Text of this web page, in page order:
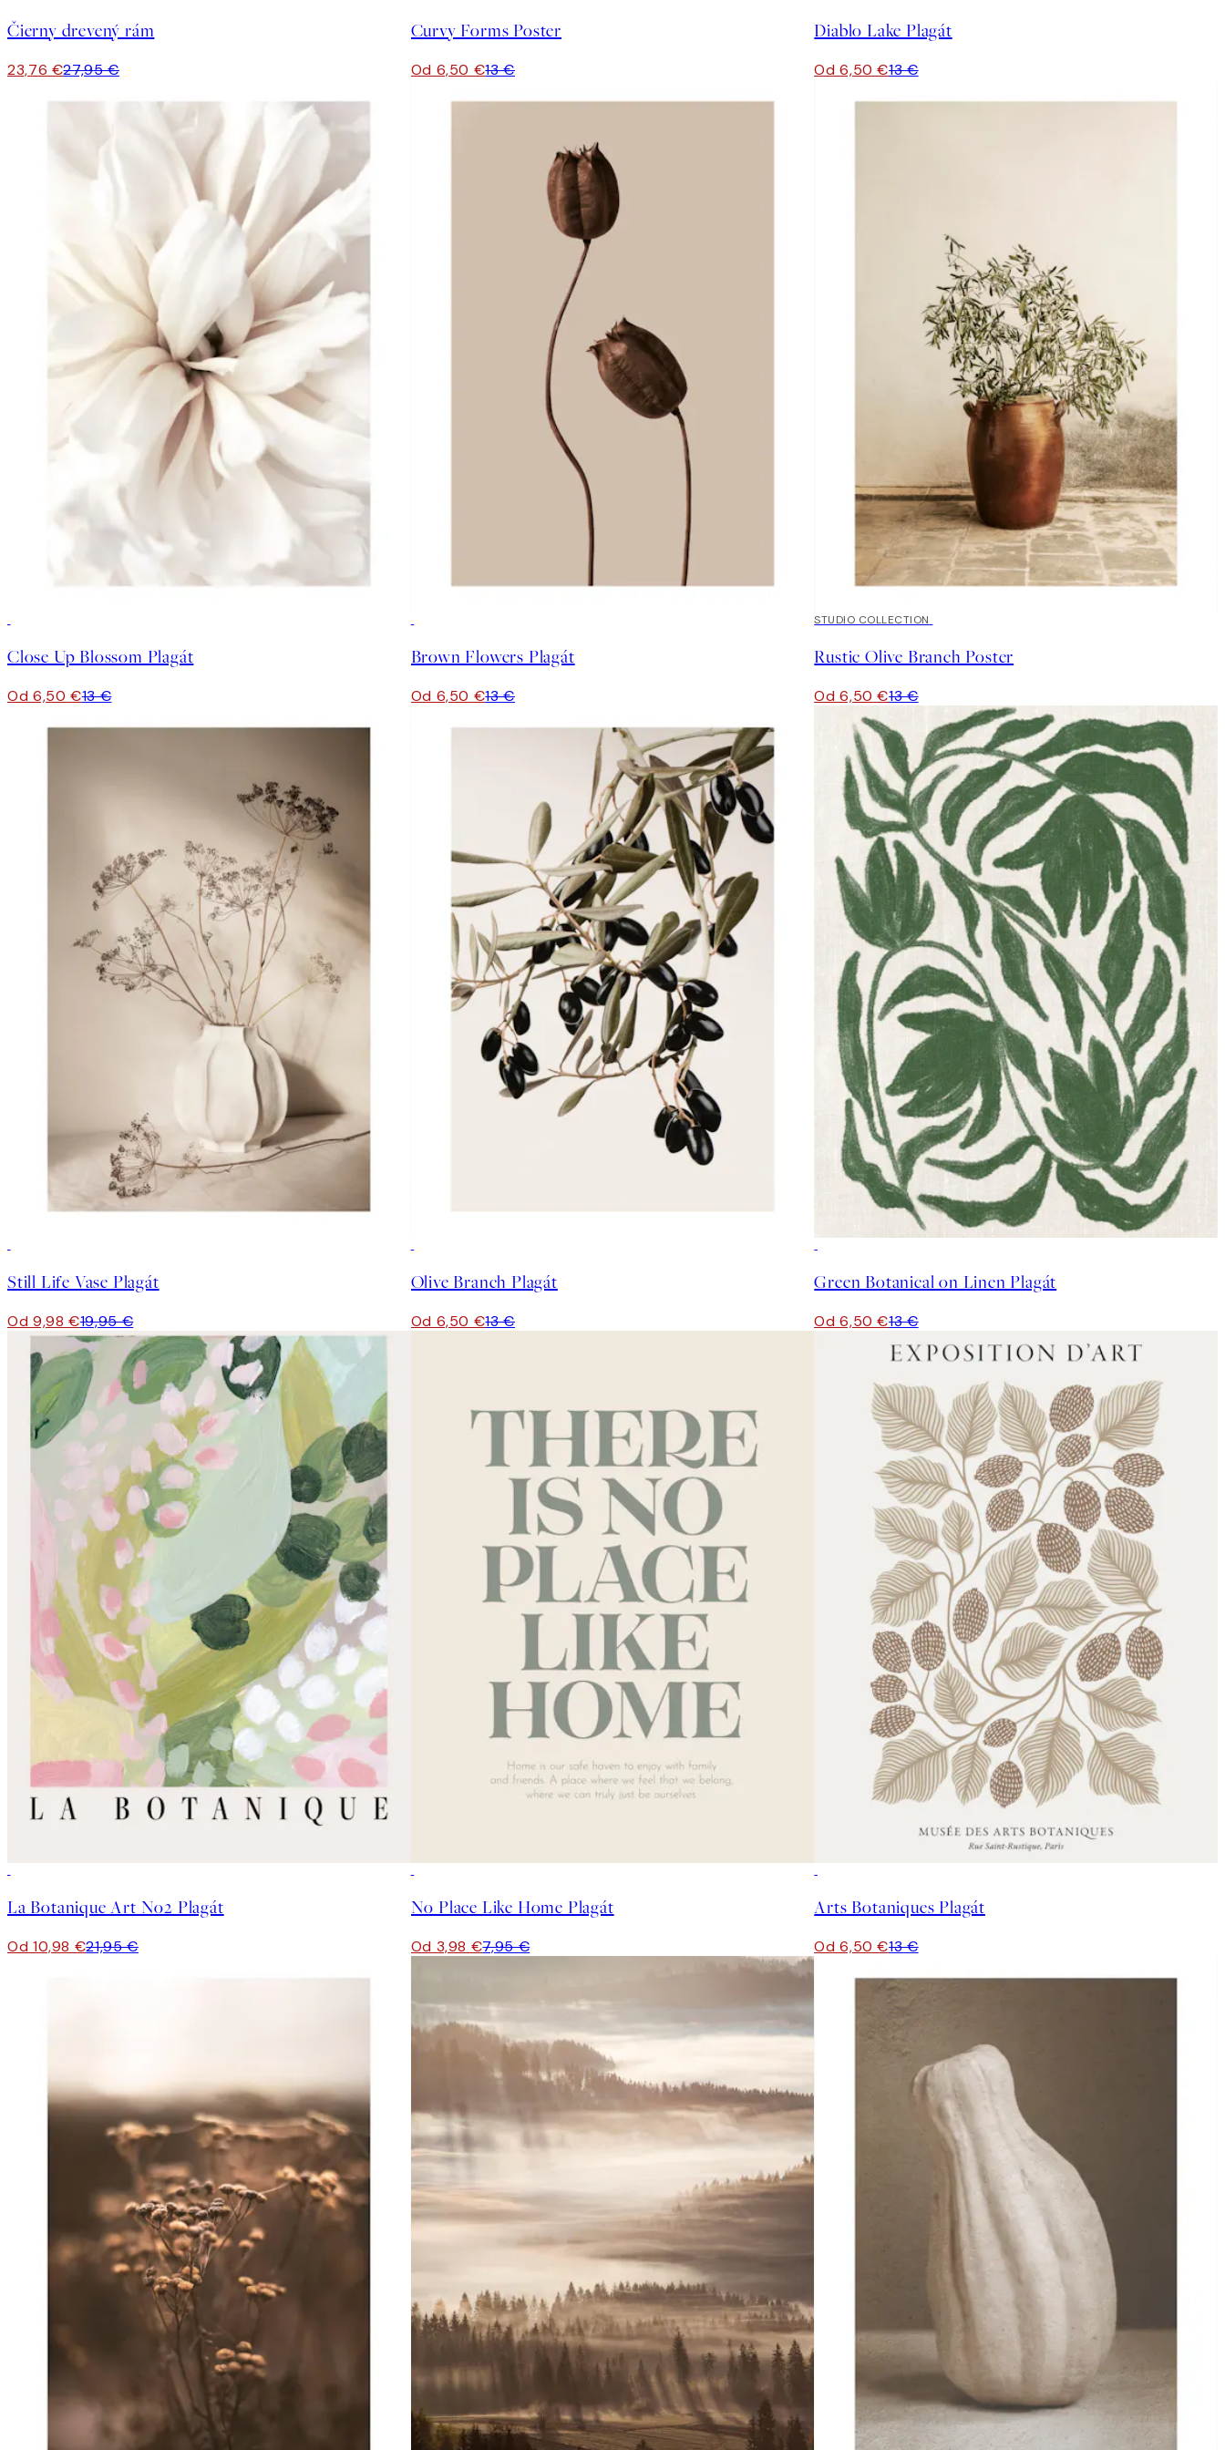
Čierny drevený rám
23,76 €27,95 €
Curvy Forms Poster
Od 6,50 €13 €
Diablo Lake Plagát
Od 6,50 €13 €
Close Up Blossom Plagát
Od 6,50 €13 €
Brown Flowers Plagát
Od 6,50 €13 €
50%*
STUDIO COLLECTION
Rustic Olive Branch Poster
Od 6,50 €13 €
Still Life Vase Plagát
Od 9,98 €19,95 €
Olive Branch Plagát
Od 6,50 €13 €
Green Botanical on Linen Plagát
Od 6,50 €13 €
La Botanique Art No2 Plagát
Od 10,98 €21,95 €
No Place Like Home Plagát
Od 3,98 €7,95 €
Arts Botaniques Plagát
Od 6,50 €13 €